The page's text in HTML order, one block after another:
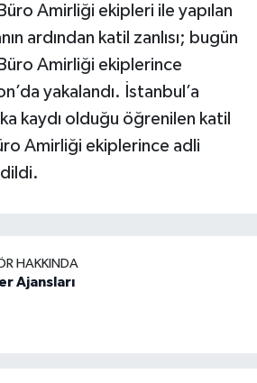
Amirliği ekipleri ile yapılan
ardından katil zanlısı; bugün
Amirliği ekiplerince
yakalandı. İstanbul’a
kaydı olduğu öğrenilen katil
Amirliği ekiplerince adli
HAKKINDA
Ajansları